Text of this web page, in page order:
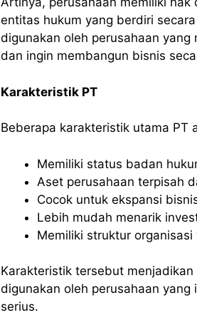
entitas hukum yang berdiri
digunakan oleh perusahaan
dan ingin membangun bisnis
Karakteristik PT
Beberapa karakteristik utama PT
Memiliki status badan
Aset perusahaan terpisah
Cocok untuk ekspansi
Lebih mudah menarik
Memiliki struktur
Karakteristik tersebut
digunakan oleh perusahaan
serius.